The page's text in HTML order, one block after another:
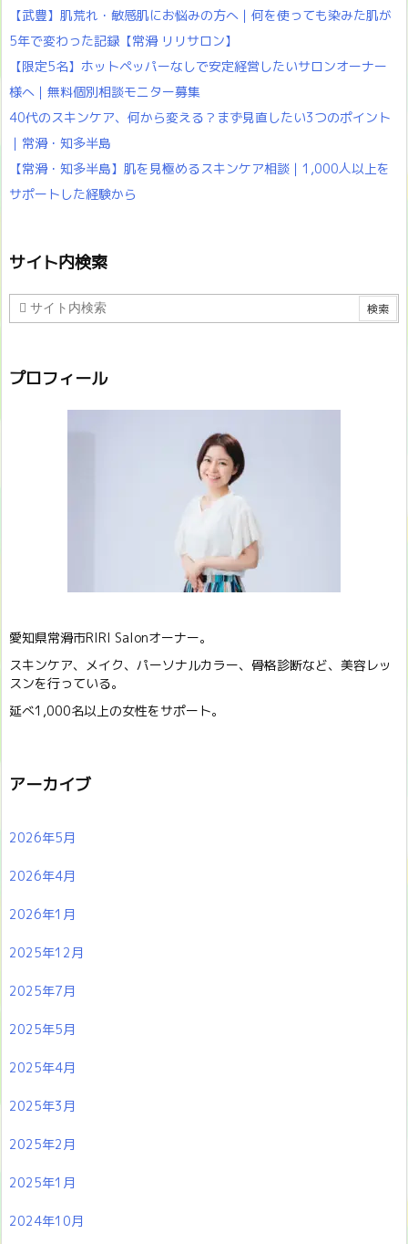
【武豊】肌荒れ・敏感肌にお悩みの方へ｜何を使っても染みた肌が
5年で変わった記録【常滑 リリサロン】
【限定5名】ホットペッパーなしで安定経営したいサロンオーナー
様へ｜無料個別相談モニター募集
40代のスキンケア、何から変える？まず見直したい3つのポイント
｜常滑・知多半島
【常滑・知多半島】肌を見極めるスキンケア相談｜1,000人以上を
サポートした経験から
サイト内検索
プロフィール
愛知県常滑市RIRI Salonオーナー。
スキンケア、メイク、パーソナルカラー、骨格診断など、美容レッ
スンを行っている。
延べ1,000名以上の女性をサポート。
アーカイブ
2026年5月
2026年4月
2026年1月
2025年12月
2025年7月
2025年5月
2025年4月
2025年3月
2025年2月
2025年1月
2024年10月